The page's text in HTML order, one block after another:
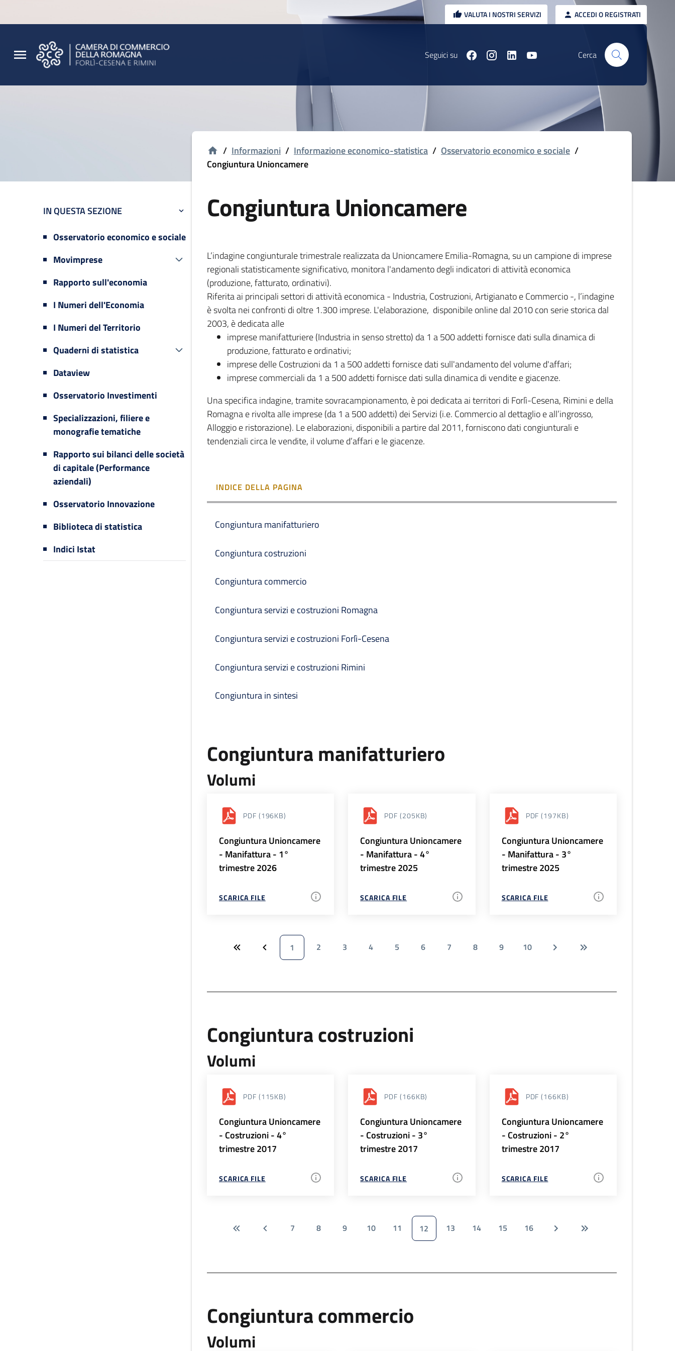
VALUTA I NOSTRI SERVIZI ACCEDI O REGISTRATI
Seguici su Cerca
IN QUESTA SEZIONE
Osservatorio economico e sociale
Movimprese
Rapporto sull'economia
I Numeri dell'Economia
I Numeri del Territorio
Quaderni di statistica
Dataview
Osservatorio Investimenti
Specializzazioni, filiere e
monografie tematiche
Rapporto sui bilanci delle società
di capitale (Performance
aziendali)
Osservatorio Innovazione
Biblioteca di statistica
Indici Istat
/ Informazioni / Informazione economico-statistica / Osservatorio economico e sociale /
Congiuntura Unioncamere
Congiuntura Unioncamere
L’indagine congiunturale trimestrale realizzata da Unioncamere Emilia-Romagna, su un campione di imprese
regionali statisticamente significativo, monitora l'andamento degli indicatori di attività economica
(produzione, fatturato, ordinativi).
Riferita ai principali settori di attività economica - Industria, Costruzioni, Artigianato e Commercio -, l’indagine
è svolta nei confronti di oltre 1.300 imprese. L'elaborazione, disponibile online dal 2010 con serie storica dal
2003, è dedicata alle
imprese manifatturiere (Industria in senso stretto) da 1 a 500 addetti fornisce dati sulla dinamica di
produzione, fatturato e ordinativi;
imprese delle Costruzioni da 1 a 500 addetti fornisce dati sull'andamento del volume d'affari;
imprese commerciali da 1 a 500 addetti fornisce dati sulla dinamica di vendite e giacenze.
Una specifica indagine, tramite sovracampionamento, è poi dedicata ai territori di Forlì-Cesena, Rimini e della
Romagna e rivolta alle imprese (da 1 a 500 addetti) dei Servizi (i.e. Commercio al dettaglio e all’ingrosso,
Alloggio e ristorazione). Le elaborazioni, disponibili a partire dal 2011, forniscono dati congiunturali e
tendenziali circa le vendite, il volume d’affari e le giacenze.
INDICE DELLA PAGINA
Congiuntura manifatturiero
Congiuntura costruzioni
Congiuntura commercio
Congiuntura servizi e costruzioni Romagna
Congiuntura servizi e costruzioni Forlì-Cesena
Congiuntura servizi e costruzioni Rimini
Congiuntura in sintesi
Congiuntura manifatturiero
Volumi
PDF (196KB)
Congiuntura Unioncamere
- Manifattura - 1°
trimestre 2026
SCARICA FILE
PDF (205KB)
Congiuntura Unioncamere
- Manifattura - 4°
trimestre 2025
SCARICA FILE
PDF (197KB)
Congiuntura Unioncamere
- Manifattura - 3°
trimestre 2025
SCARICA FILE
1 2 3 4 5 6 7 8 9 10
Congiuntura costruzioni
Volumi
PDF (115KB)
Congiuntura Unioncamere
- Costruzioni - 4°
trimestre 2017
SCARICA FILE
PDF (166KB)
Congiuntura Unioncamere
- Costruzioni - 3°
trimestre 2017
SCARICA FILE
PDF (166KB)
Congiuntura Unioncamere
- Costruzioni - 2°
trimestre 2017
SCARICA FILE
7 8 9 10 11 12 13 14 15 16
Congiuntura commercio
Volumi